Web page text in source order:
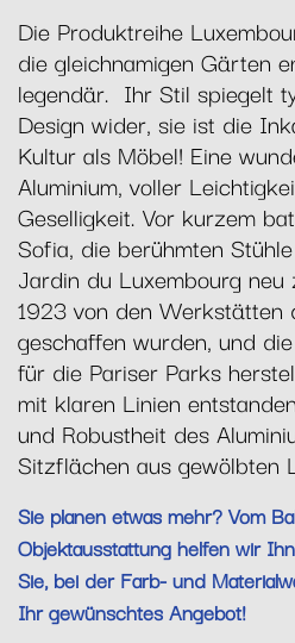
Die Produktreihe
die gleichnamigen Gärten
legendär. Ihr Stil spiegelt
Design wider, sie ist die
Kultur als Möbel! Eine
Aluminium, voller
Geselligkeit. Vor kurzem
Sofia, die berühmten
Jardin du Luxembourg
1923 von den Werkstätten
geschaffen wurden, und
für die Pariser Parks
mit klaren Linien
und Robustheit des
Sitzflächen aus gewölbten
Sie planen etwas mehr? Vom
Objektausstattung helfen wir
Sie, bei der Farb- und
Ihr gewünschtes Angebot!